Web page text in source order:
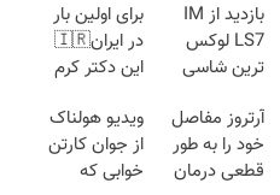
کننده خانگی
بازدید از IM
LS7 لوکس
ترین شاسی
در باشگاه
انقلاب
برای اولین بار
در ایران🇮🇷
این دکتر کرم
روزه ساخت!
آرتروز مفاصل
خود را به طور
قطعی درمان
ویدیو هولناک
از جوان کارتن
خوابی که